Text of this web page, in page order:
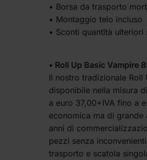
• Borsa da trasporto
• Montaggio telo incluso
• Sconti quantità ulteriori
• Roll Up Basic Vampire
Il nostro tradizionale Roll
disponibile nella misura
a euro 37,00+IVA fino a
economica ma di
anni di
pezzi senza
trasporto e scatola